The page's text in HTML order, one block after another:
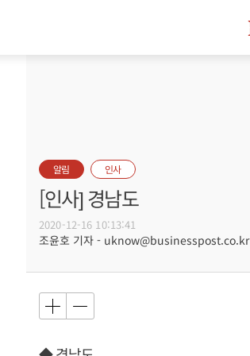
알림 인사
[인사] 경남도
2020-12-16 10:13:41
조윤호 기자 - uknow@businesspost.co.kr